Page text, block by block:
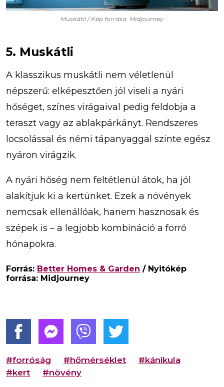
Muskátli / Kép forrása: Midjourney
5. Muskátli
A klasszikus muskátli nem véletlenül
népszerű: elképesztően jól viseli a nyári
hőséget, színes virágaival pedig feldobja a
teraszt vagy az ablakpárkányt. Rendszeres
locsolással és némi tápanyaggal szinte egész
nyáron virágzik.
A nyári hőség nem feltétlenül átok, ha jól
alakítjuk ki a kertünket. Ezek a növények
nemcsak ellenállóak, hanem hasznosak és
szépek is – a legjobb kombináció a forró
hónapokra.
Forrás: Better Homes & Garden / Nyitókép
forrása: Midjourney
#forróság #hőmérséklet
#kánikula
#kert
#növény